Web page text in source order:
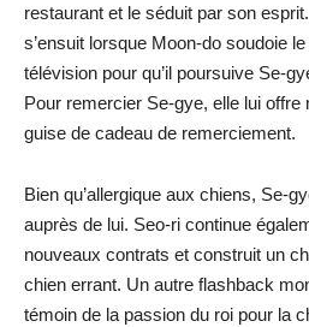
restaurant et le séduit par son
s’ensuit lorsque Moon-do soudoie
télévision pour qu’il poursuive Se-
Pour remercier Se-gye, elle lui
guise de cadeau de remerciement.
Bien qu’allergique aux chiens, Se-
auprès de lui. Seo-ri continue
nouveaux contrats et construit un
chien errant. Un autre flashback
témoin de la passion du roi pour la